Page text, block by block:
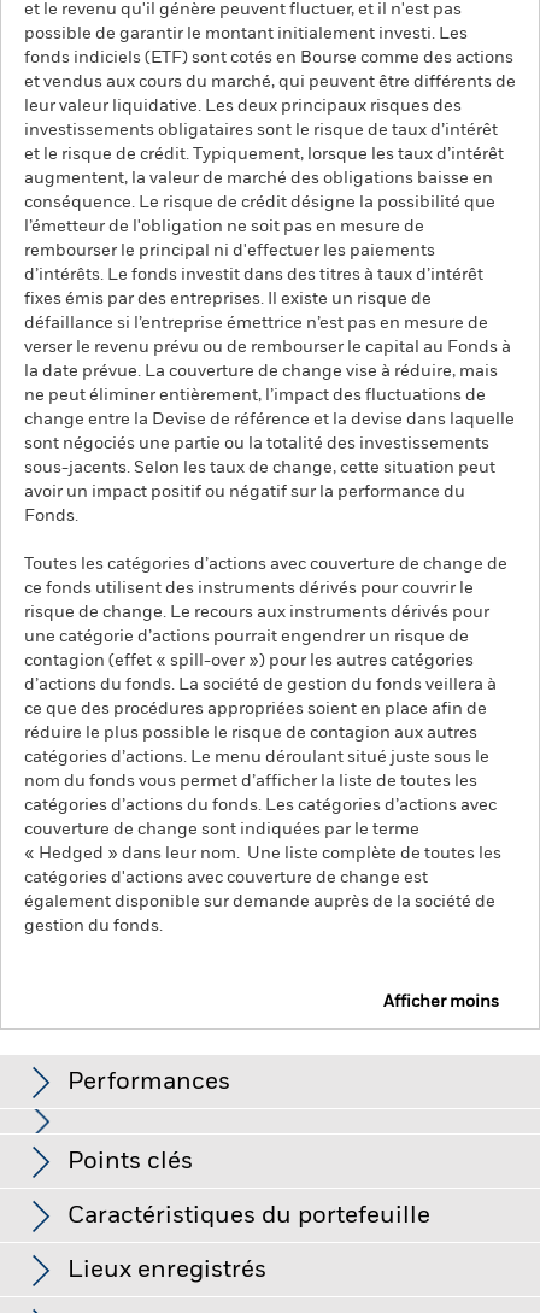
et le revenu qu'il génère peuvent fluctuer, et il n'est pas
possible de garantir le montant initialement investi. Les
fonds indiciels (ETF) sont cotés en Bourse comme des actions
et vendus aux cours du marché, qui peuvent être différents de
leur valeur liquidative. Les deux principaux risques des
investissements obligataires sont le risque de taux d’intérêt
et le risque de crédit. Typiquement, lorsque les taux d’intérêt
augmentent, la valeur de marché des obligations baisse en
conséquence. Le risque de crédit désigne la possibilité que
l’émetteur de l'obligation ne soit pas en mesure de
rembourser le principal ni d'effectuer les paiements
d’intérêts. Le fonds investit dans des titres à taux d’intérêt
fixes émis par des entreprises. Il existe un risque de
défaillance si l’entreprise émettrice n’est pas en mesure de
verser le revenu prévu ou de rembourser le capital au Fonds à
la date prévue. La couverture de change vise à réduire, mais
ne peut éliminer entièrement, l’impact des fluctuations de
change entre la Devise de référence et la devise dans laquelle
sont négociés une partie ou la totalité des investissements
sous-jacents. Selon les taux de change, cette situation peut
avoir un impact positif ou négatif sur la performance du
Fonds.
Toutes les catégories d’actions avec couverture de change de
ce fonds utilisent des instruments dérivés pour couvrir le
risque de change. Le recours aux instruments dérivés pour
une catégorie d’actions pourrait engendrer un risque de
contagion (effet « spill-over ») pour les autres catégories
d’actions du fonds. La société de gestion du fonds veillera à
ce que des procédures appropriées soient en place afin de
réduire le plus possible le risque de contagion aux autres
catégories d’actions. Le menu déroulant situé juste sous le
nom du fonds vous permet d’afficher la liste de toutes les
catégories d’actions du fonds. Les catégories d’actions avec
couverture de change sont indiquées par le terme
« Hedged » dans leur nom. Une liste complète de toutes les
catégories d'actions avec couverture de change est
également disponible sur demande auprès de la société de
gestion du fonds.
Afficher moins
Performances
Voir le graphique complet
Performances
L’indice de référence exclut uniquement les entreprises qui
pratiquent certaines activités incompatibles avec les critères
ESG si ces activités dépassent les seuils fixés par le
fournisseur de l’indice. Ladite sélection sur la base de critères
ESG peut entraîner une réduction de l’univers
d’investissement potentiel, ce qui pourrait avoir un effet
défavorable sur la valeur des investissements du Fonds
comparativement à un fonds qui ne serait pas soumis à cette
Points clés
Actif net
Date de lancement de la Part 05/oct./2021
Caractéristiques du portefeuille
Nombre de positions
Lieux enregistrés